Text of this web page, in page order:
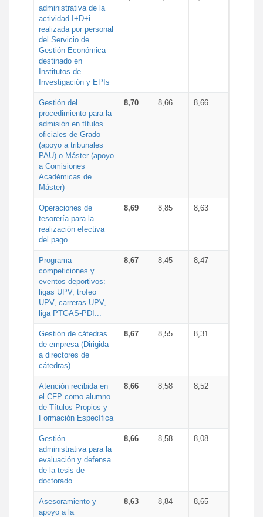
administrativa de la
actividad I+D+i
realizada por personal
del Servicio de
Gestión Económica
destinado en
Institutos de
Investigación y EPIs
Gestión del
procedimiento para la
admisión en títulos
oficiales de Grado
(apoyo a tribunales
PAU) o Máster (apoyo
a Comisiones
Académicas de
Máster)
8,70 8,66 8,66
Operaciones de
tesorería para la
realización efectiva
del pago
8,69 8,85 8,63
Programa
competiciones y
eventos deportivos:
ligas UPV, trofeo
UPV, carreras UPV,
liga PTGAS-PDI...
8,67 8,45 8,47
Gestión de cátedras
de empresa (Dirigida
a directores de
cátedras)
8,67 8,55 8,31
Atención recibida en
el CFP como alumno
de Títulos Propios y
Formación Específica
8,66 8,58 8,52
Gestión
administrativa para la
evaluación y defensa
de la tesis de
doctorado
8,66 8,58 8,08
Asesoramiento y
apoyo a la
8,63 8,84 8,65